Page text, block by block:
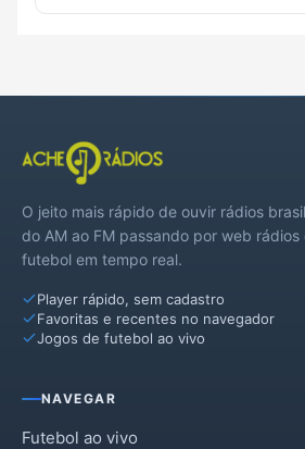
O jeito mais rápido de ouvir rádios
do AM ao FM passando por web rádios
futebol em tempo real.
Player rápido, sem cadastro
Favoritas e recentes no navegador
Jogos de futebol ao vivo
NAVEGAR
Futebol ao vivo